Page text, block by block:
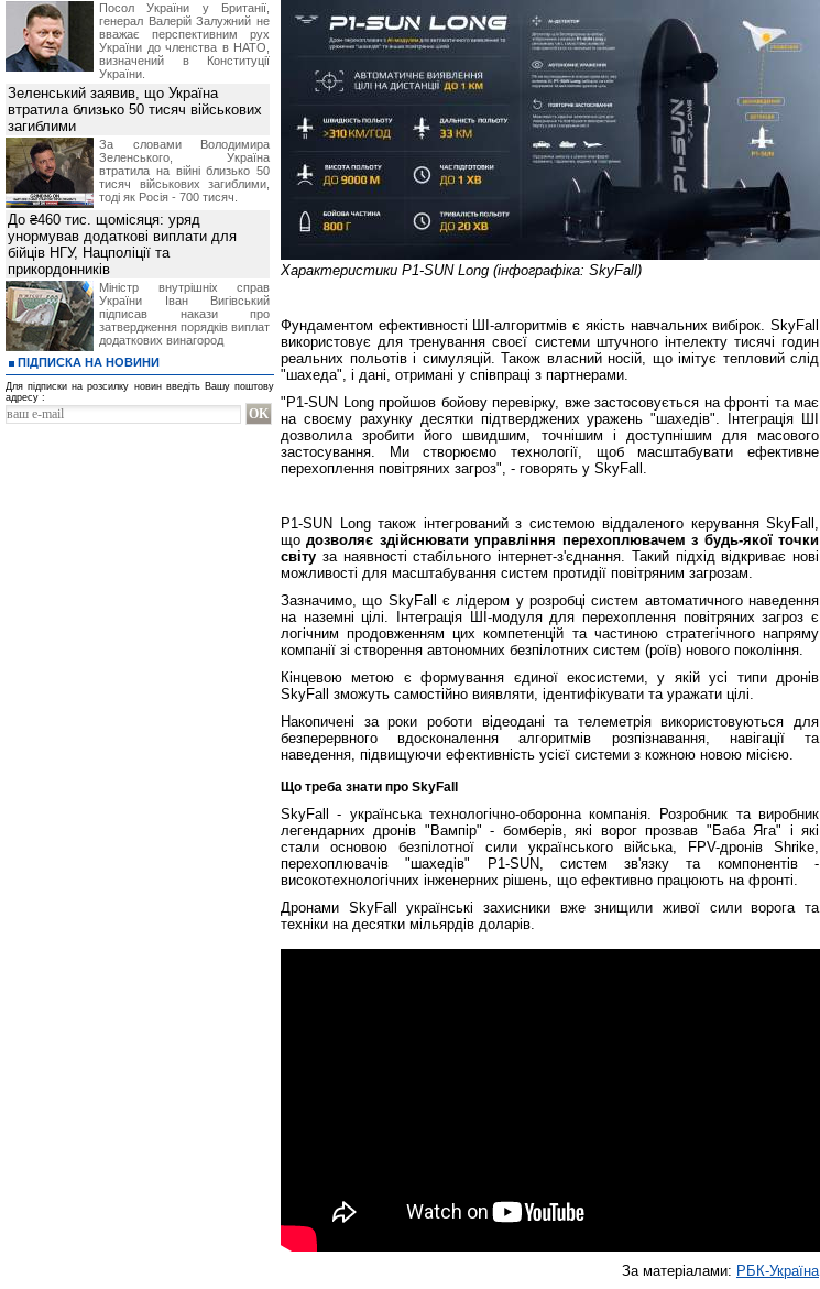
Характеристики P1-SUN Long (інфографіка: SkyFall)
Фундаментом ефективності ШІ-алгоритмів є якість навчальних вибірок. SkyFall
використовує для тренування своєї системи штучного інтелекту тисячі годин
реальних польотів і симуляцій. Також власний носій, що імітує тепловий слід
"шахеда", і дані, отримані у співпраці з партнерами.
"P1-SUN Long пройшов бойову перевірку, вже застосовується на фронті та має
на своєму рахунку десятки підтверджених уражень "шахедів". Інтеграція ШІ
дозволила зробити його швидшим, точнішим і доступнішим для масового
застосування. Ми створюємо технології, щоб масштабувати ефективне
перехоплення повітряних загроз", - говорять у SkyFall.
P1-SUN Long також інтегрований з системою віддаленого керування SkyFall,
щодозволяє здійснювати управління перехоплювачем з будь-якої точки
світу за наявності стабільного інтернет-з'єднання. Такий підхід відкриває нові
можливості для масштабування систем протидії повітряним загрозам.
Зазначимо, що SkyFall є лідером у розробці систем автоматичного наведення
на наземні цілі. Інтеграція ШІ-модуля для перехоплення повітряних загроз є
логічним продовженням цих компетенцій та частиною стратегічного напряму
компанії зі створення автономних безпілотних систем (роїв) нового покоління.
Кінцевою метою є формування єдиної екосистеми, у якій усі типи дронів
SkyFall зможуть самостійно виявляти, ідентифікувати та уражати цілі.
Накопичені за роки роботи відеодані та телеметрія використовуються для
безперервного вдосконалення алгоритмів розпізнавання, навігації та
наведення, підвищуючи ефективність усієї системи з кожною новою місією.
Що треба знати про SkyFall
SkyFall - українська технологічно-оборонна компанія. Розробник та виробник
легендарних дронів "Вампір" - бомберів, які ворог прозвав "Баба Яга" і які
стали основою безпілотної сили українського війська, FPV-дронів Shrike,
перехоплювачів "шахедів" P1-SUN, систем зв'язку та компонентів -
високотехнологічних інженерних рішень, що ефективно працюють на фронті.
Дронами SkyFall українські захисники вже знищили живої сили ворога та
техніки на десятки мільярдів доларів.
За матеріалами: РБК-Україна
Посол України у Британії,
генерал Валерій Залужний не
вважає перспективним рух
України до членства в НАТО,
визначений в Конституції
України.
Зеленський заявив, що Україна
втратила близько 50 тисяч військових
загиблими
За словами Володимира
Зеленського, Україна
втратила на війні близько 50
тисяч військових загиблими,
тоді як Росія - 700 тисяч.
До ₴460 тис. щомісяця: уряд
унормував додаткові виплати для
бійців НГУ, Нацполіції та
прикордонників
Міністр внутрішніх справ
України Іван Вигівський
підписав накази про
затвердження порядків виплат
додаткових винагород
ПІДПИСКА НА НОВИНИ
Для підписки на розсилку новин введіть Вашу поштову
адресу :